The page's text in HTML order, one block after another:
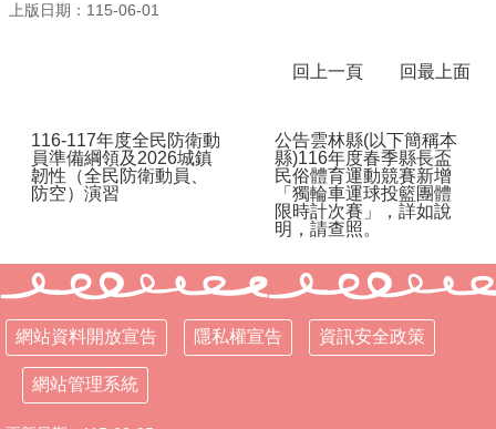
處
專
區
校
化
校
相
關
網
頁
上版日期：115-06-01
回上一頁 回最上面
116-117年度全民防衛動
員準備綱領及2026城鎮
韌性（全民防衛動員、
防空）演習
公告雲林縣(以下簡稱本
縣)116年度春季縣長盃
民俗體育運動競賽新增
「獨輪車運球投籃團體
限時計次賽」，詳如說
明，請查照。
網站資料開放宣告 隱私權宣告 資訊安全政策
網站管理系統